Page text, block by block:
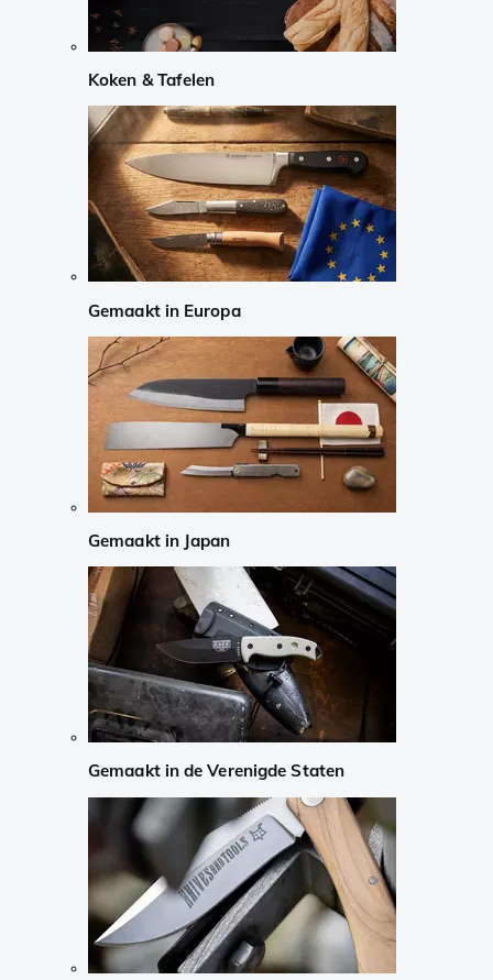
Koken & Tafelen
Gemaakt in Europa
Gemaakt in Japan
Gemaakt in de Verenigde Staten